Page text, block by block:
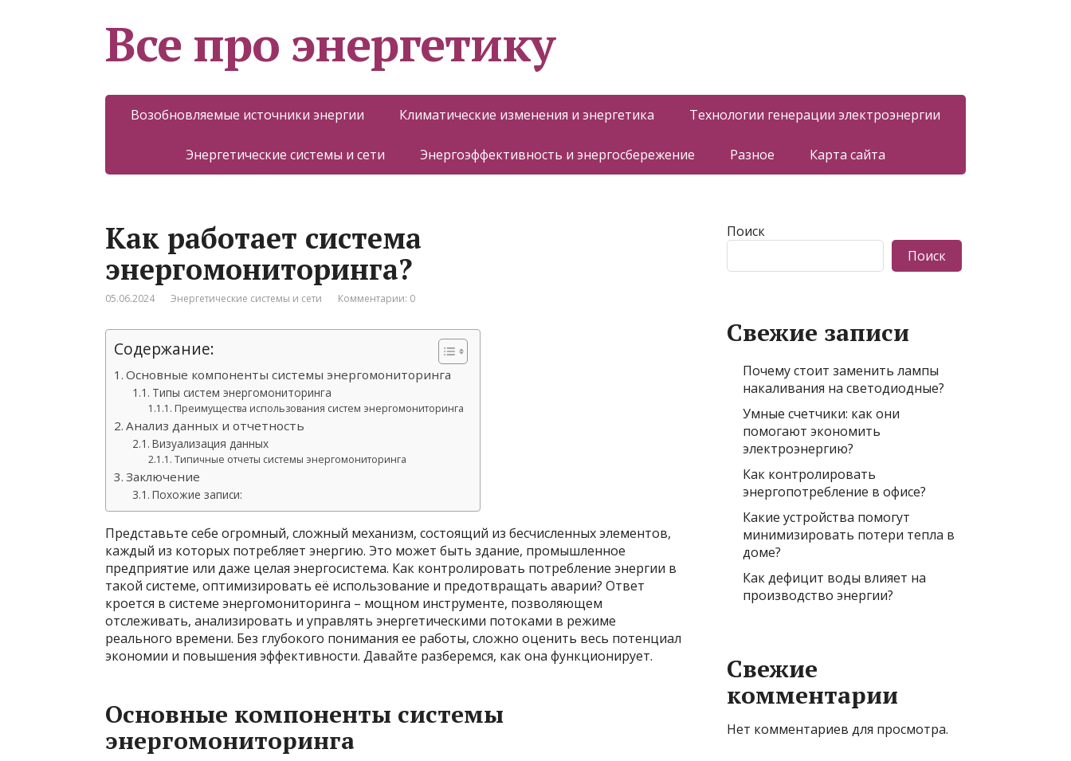
Все про энергетику
Возобновляемые источники энергии Климатические изменения и энергетика Технологии генерации электроэнергии
Энергетические системы и сети Энергоэффективность и энергосбережение Разное Карта сайта
Как работает система
энергомониторинга?
05.06.2024 Энергетические системы и сети Комментарии: 0
Содержание:
Основные компоненты системы энергомониторинга
Типы систем энергомониторинга
Преимущества использования систем энергомониторинга
Анализ данных и отчетность
Визуализация данных
Типичные отчеты системы энергомониторинга
Заключение
Похожие записи:
Представьте себе огромный, сложный механизм, состоящий из бесчисленных элементов,
каждый из которых потребляет энергию. Это может быть здание, промышленное
предприятие или даже целая энергосистема. Как контролировать потребление энергии в
такой системе, оптимизировать её использование и предотвращать аварии? Ответ
кроется в системе энергомониторинга – мощном инструменте, позволяющем
отслеживать, анализировать и управлять энергетическими потоками в режиме
реального времени. Без глубокого понимания ее работы, сложно оценить весь потенциал
экономии и повышения эффективности. Давайте разберемся, как она функционирует.
Основные компоненты системы
энергомониторинга
Поиск
Поиск
Свежие записи
Почему стоит заменить лампы
накаливания на светодиодные?
Умные счетчики: как они
помогают экономить
электроэнергию?
Как контролировать
энергопотребление в офисе?
Какие устройства помогут
минимизировать потери тепла в
доме?
Как дефицит воды влияет на
производство энергии?
Свежие
комментарии
Нет комментариев для просмотра.